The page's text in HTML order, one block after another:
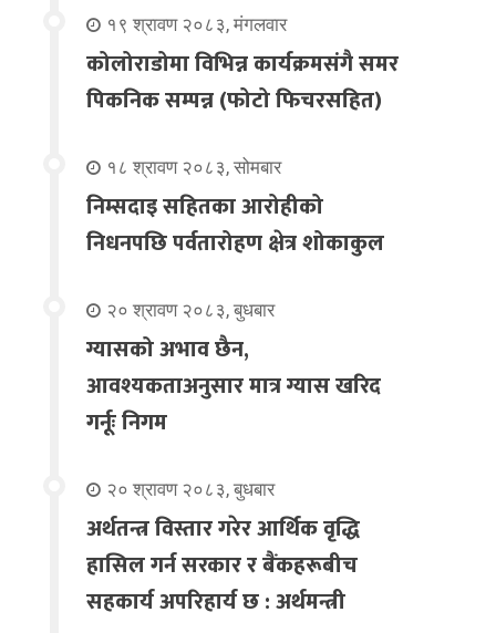
१९ श्रावण २०८३, मंगलवार
कोलोराडोमा विभिन्न कार्यक्रमसंगै समर
पिकनिक सम्पन्न (फोटो फिचरसहित)
१८ श्रावण २०८३, सोमबार
निम्सदाइ सहितका आरोहीको
निधनपछि पर्वतारोहण क्षेत्र शोकाकुल
२० श्रावण २०८३, बुधबार
ग्यासको अभाव छैन,
आवश्यकताअनुसार मात्र ग्यास खरिद
गर्नूः निगम
२० श्रावण २०८३, बुधबार
अर्थतन्त्र विस्तार गरेर आर्थिक वृद्धि
हासिल गर्न सरकार र बैंकहरूबीच
सहकार्य अपरिहार्य छ : अर्थमन्त्री